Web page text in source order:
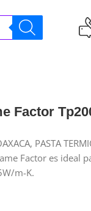
Factor
, PASTA
Factor es
m-K.